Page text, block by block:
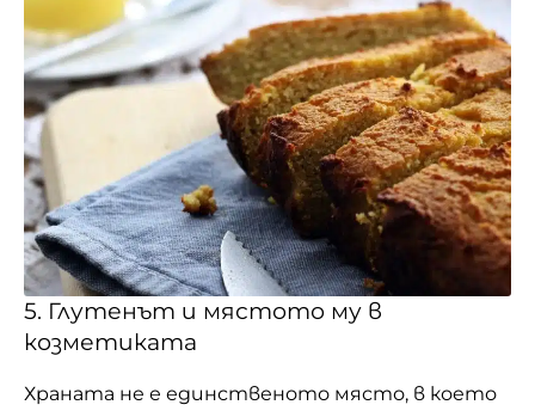
5. Глутенът и мястото му в
козметиката
Храната не е единственото място, в което